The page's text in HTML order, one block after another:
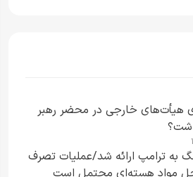
هیأت‌های خارجی در محضر رهبر
به ترامپ ارائه شد/عملیات تصرف
مواد هسته‌ای محتمل است